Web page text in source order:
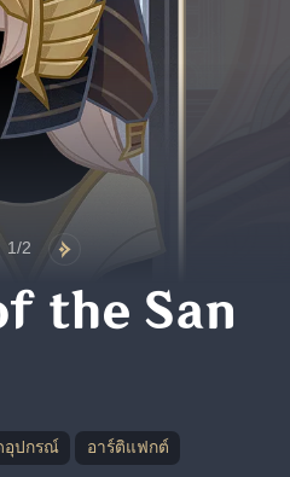
1/2
the San
อุปกรณ์ อาร์ติแฟกต์